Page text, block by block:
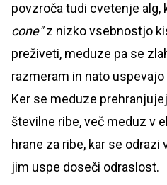
povzroča tudi cvetenje alg,
cone"z nizko vsebnostjo
preživeti, meduze pa se
razmeram in nato
Ker se meduze
številne ribe, več meduz v
hrane za ribe, kar se
jim uspe doseči odraslost.